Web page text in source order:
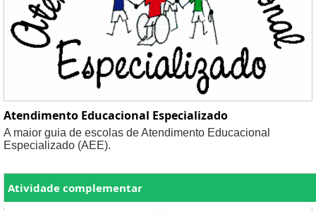
Atendimento Educacional Especializado
A maior guia de escolas de Atendimento Educacional
Especializado (AEE).
Atividade complementar